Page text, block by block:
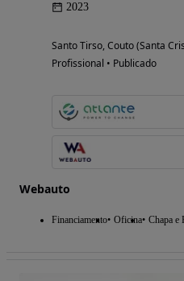
2023
Santo Tirso, Couto (Santa
Profissional • Publicado
Webauto
Financiamento Oficina Chapa e